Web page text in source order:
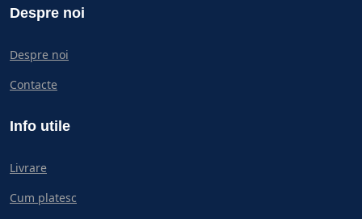
Despre noi
Despre noi
Contacte
Info utile
Livrare
Cum platesc